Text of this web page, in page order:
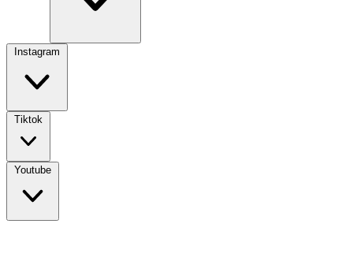
Instagram
Tiktok
Youtube